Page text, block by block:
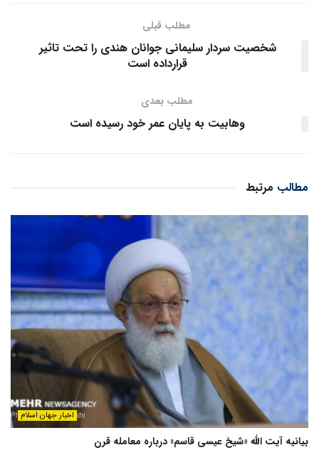
مطلب قبلی
شخصیت سردار سلیمانی جوانان هندی را تحت تاثیر
قرارداده است
مطلب بعدی
وهابیت به پایان عمر خود رسیده است
مرتبط مطالب
اخبار جهان اسلام
بیانیه آیت الله «شیخ عیسی قاسم» درباره معامله قرن